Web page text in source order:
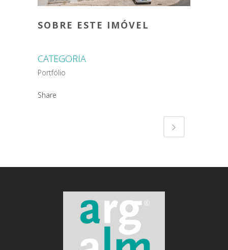
SOBRE ESTE IMÓVEL
CATEGORIA
Portfólio
Share